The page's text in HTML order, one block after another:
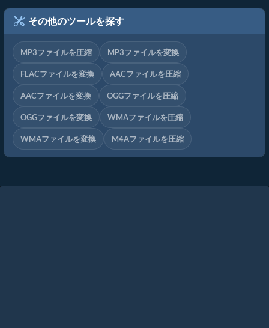
その他のツールを探す
MP3ファイルを圧縮 MP3ファイルを変換
FLACファイルを変換 AACファイルを圧縮
AACファイルを変換 OGGファイルを圧縮
OGGファイルを変換 WMAファイルを圧縮
WMAファイルを変換 M4Aファイルを圧縮